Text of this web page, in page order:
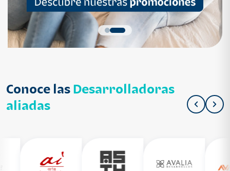
Conoce las Desarrolladoras
aliadas